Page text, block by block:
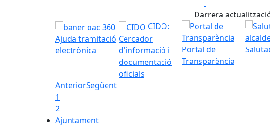
Darrera
Ajuda tramitació
electrònica
CIDO:
Cercador
d'informació i
documentació
oficials
Portal de
Transparència
AnteriorSegüent
1
2
Ajuntament